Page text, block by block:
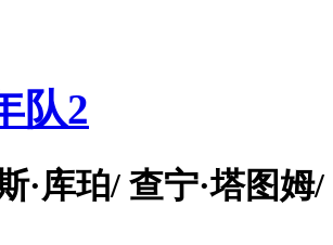
队2
·库珀/ 查宁·塔图姆/